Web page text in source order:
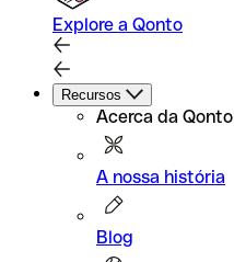
Explore a Qonto
Recursos
Acerca da Qonto
A nossa história
Blog